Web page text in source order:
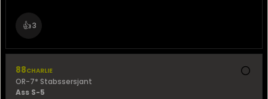
👍3
88charlie
OR-7* Stabssersjant
Ass S-5